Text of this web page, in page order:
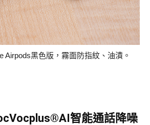
Airpods黑色版，霧面防指紋、油漬。
智能通話降噪